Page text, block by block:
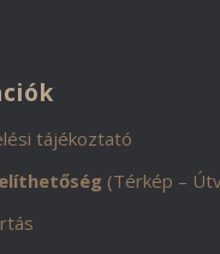
tájékoztató
(Térkép –